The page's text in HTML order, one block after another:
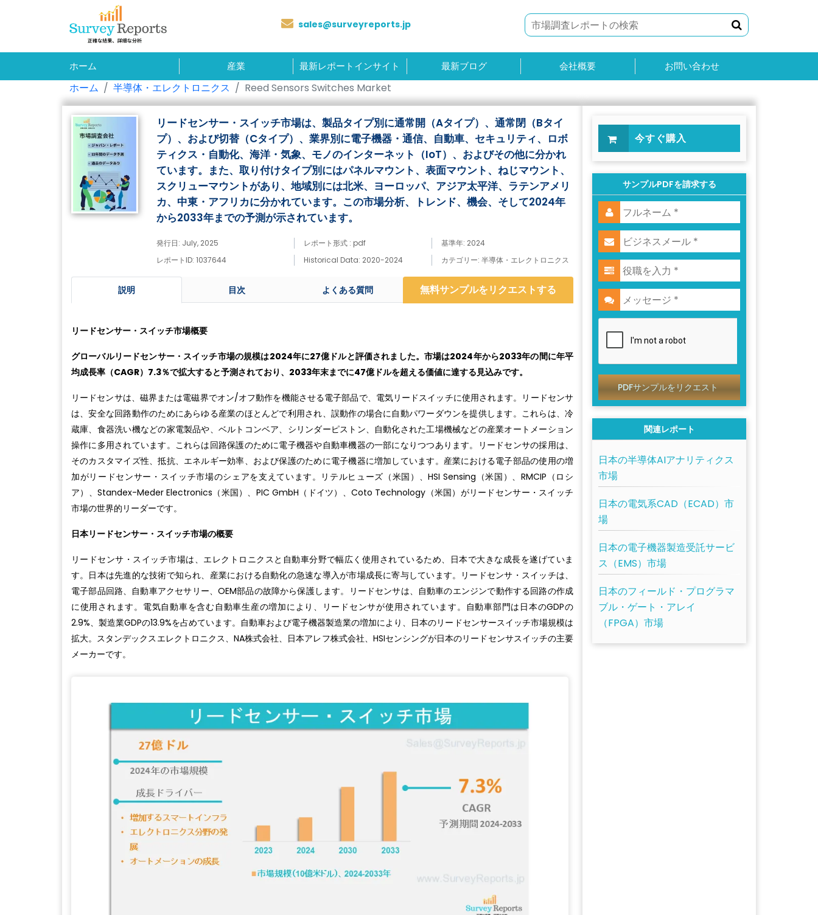
sales@surveyreports.jp
ホーム 産業 最新レポートインサイト 最新ブログ 会社概要 お問い合わせ
ホーム 半導体・エレクトロニクス Reed Sensors Switches Market
リードセンサー・スイッチ市場は、製品タイプ別に通常開（Aタイプ）、通常閉（Bタイ
プ）、および切替（Cタイプ）、業界別に電子機器・通信、自動車、セキュリティ、ロボ
ティクス・自動化、海洋・気象、モノのインターネット（IoT）、およびその他に分かれ
ています。また、取り付けタイプ別にはパネルマウント、表面マウント、ねじマウント、
スクリューマウントがあり、地域別には北米、ヨーロッパ、アジア太平洋、ラテンアメリ
カ、中東・アフリカに分かれています。この市場分析、トレンド、機会、そして2024年
から2033年までの予測が示されています。
発行日: July, 2025 レポート形式 : pdf
基準年: 2024
レポートID: 1037644
Historical Data: 2020-2024 カテゴリー: 半導体・エレクトロニクス
説明 目次 よくある質問 無料サンプルをリクエストする
リードセンサー・スイッチ市場概要
グローバルリードセンサー・スイッチ市場の規模は2024年に27億ドルと評価されました。市場は2024年から2033年の間に年平
均成長率（CAGR）7.3％で拡大すると予測されており、2033年末までに47億ドルを超える価値に達する見込みです。
リードセンサは、磁界または電磁界でオン/オフ動作を機能させる電子部品で、電気リードスイッチに使用されます。リードセンサ
は、安全な回路動作のためにあらゆる産業のほとんどで利用され、誤動作の場合に自動パワーダウンを提供します。これらは、冷
蔵庫、食器洗い機などの家電製品や、ベルトコンベア、シリンダーピストン、自動化された工場機械などの産業オートメーション
操作に多用されています。これらは回路保護のために電子機器や自動車機器の一部になりつつあります。リードセンサの採用は、
そのカスタマイズ性、抵抗、エネルギー効率、および保護のために電子機器に増加しています。産業における電子部品の使用の増
加がリードセンサー・スイッチ市場のシェアを支えています。リテルヒューズ（米国）、HSI Sensing（米国）、RMCIP（ロシ
ア）、Standex-Meder Electronics（米国）、PIC GmbH（ドイツ）、Coto Technology（米国）がリードセンサー・スイッチ
市場の世界的リーダーです。
日本リードセンサー・スイッチ市場の概要
リードセンサ・スイッチ市場は、エレクトロニクスと自動車分野で幅広く使用されているため、日本で大きな成長を遂げていま
す。日本は先進的な技術で知られ、産業における自動化の急速な導入が市場成長に寄与しています。リードセンサ・スイッチは、
電子部品回路、自動車アクセサリー、OEM部品の故障から保護します。リードセンサは、自動車のエンジンで動作する回路の作成
に使用されます。電気自動車を含む自動車生産の増加により、リードセンサが使用されています。自動車部門は日本のGDPの
2.9%、製造業GDPの13.9%を占めています。自動車および電子機器製造業の増加により、日本のリードセンサースイッチ市場規模は
拡大。スタンデックスエレクトロニクス、NA株式会社、日本アレフ株式会社、HSIセンシングが日本のリードセンサスイッチの主要
メーカーです。
今すぐ購入
サンプルPDFを請求する
PDFサンプルをリクエスト
関連レポート
日本の半導体AIアナリティクス
市場
日本の電気系CAD（ECAD）市
場
日本の電子機器製造受託サービ
ス（EMS）市場
日本のフィールド・プログラマ
ブル・ゲート・アレイ
（FPGA）市場